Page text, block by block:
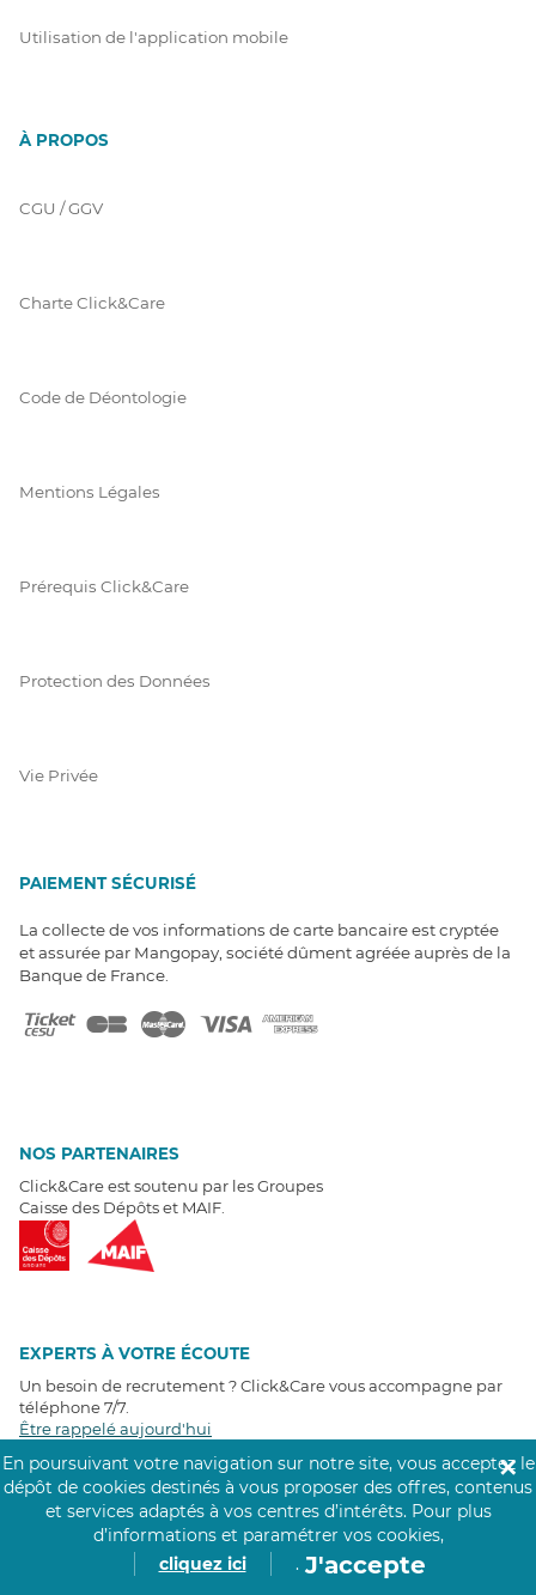
Utilisation de l'application mobile
À PROPOS
CGU / GGV
Charte Click&Care
Code de Déontologie
Mentions Légales
Prérequis Click&Care
Protection des Données
Vie Privée
PAIEMENT SÉCURISÉ
La collecte de vos informations de carte bancaire est cryptée
et assurée par Mangopay, société dûment agréée auprès de la
Banque de France.
NOS PARTENAIRES
Click&Care est soutenu par les Groupes
Caisse des Dépôts et MAIF.
EXPERTS À VOTRE ÉCOUTE
Un besoin de recrutement ? Click&Care vous accompagne par
téléphone 7/7
Être rappelé aujourd'hui
TÉMOIGNAGES CLIENTS
4,6
Avis clientsrécoltés sur
En poursuivant votre navigation sur notre site, vous acceptez le
dépôt de cookies destinés à vous proposer des offres, contenus
et services adaptés à vos centres d’intérêts. Pour plus
d’informations et paramétrer vos cookies,
cliquez ici
. J'accepte
✕